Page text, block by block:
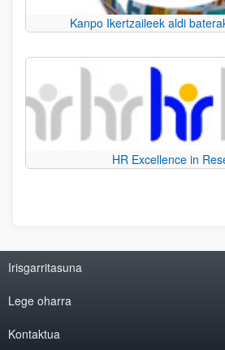
Kanpo Ikertzaileek aldi
HR Excellence in
Irisgarritasuna
Lege oharra
Kontaktua